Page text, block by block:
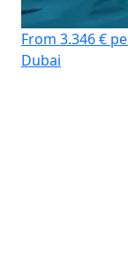
From 3.346 €
Dubai